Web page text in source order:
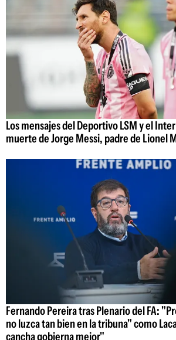
Los mensajes del Deportivo LSM y el
muerte de Jorge Messi, padre de Lionel
Fernando Pereira tras Plenario del FA:
no luzca tan bien en la tribuna" como
cancha gobierna mejor"